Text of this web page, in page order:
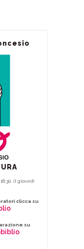
il giovedì
clicca su
su